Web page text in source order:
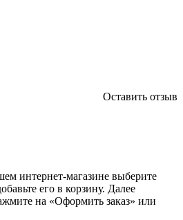
Оставить отзыв
интернет-магазине выберите
его в корзину. Далее
на «Оформить заказ» или